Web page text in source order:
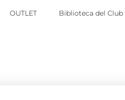
OUTLET Biblioteca del Club